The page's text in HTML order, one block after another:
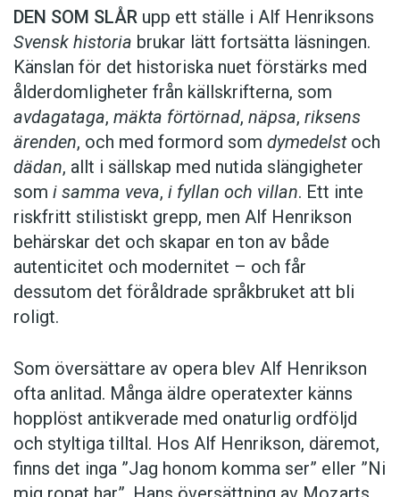
DEN SOM SLÅR upp ett ställe i Alf Henriksons
Svensk historia brukar lätt fortsätta läsningen.
Känslan för det historiska nuet förstärks med
ålderdomligheter från källskrifterna, som
avdagataga, mäkta förtörnad, näpsa, riksens
ärenden, och med formord som dymedelst och
dädan, allt i sällskap med nutida slängigheter
som i samma veva, i fyllan och villan. Ett inte
riskfritt stilistiskt grepp, men Alf Henrikson
behärskar det och skapar en ton av både
autenticitet och modernitet – och får
dessutom det föråldrade språkbruket att bli
roligt.
Som översättare av opera blev Alf Henrikson
ofta anlitad. Många äldre operatexter känns
hopplöst antikverade med onaturlig ordföljd
och styltiga tilltal. Hos Alf Henrikson, däremot,
finns det inga ”Jag honom komma ser” eller ”Ni